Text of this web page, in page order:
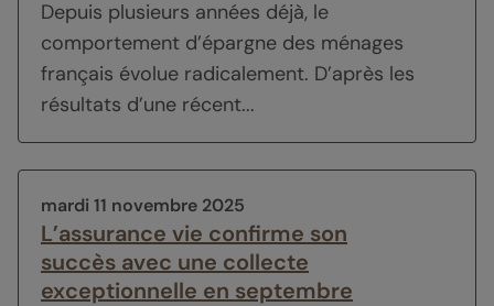
Depuis plusieurs années déjà, le
comportement d’épargne des ménages
français évolue radicalement. D’après les
résultats d’une récent...
mardi 11 novembre 2025
L’assurance vie confirme son
succès avec une collecte
exceptionnelle en septembre